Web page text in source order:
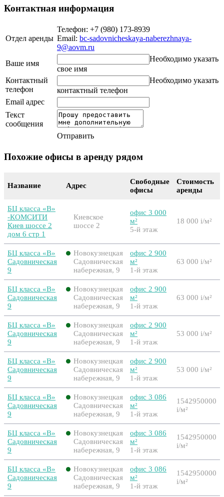
Контактная информация
Отдел аренды
Телефон: +7 (980) 173-8939
Email: bc-sadovnicheskaya-naberezhnaya-
9@aovm.ru
Ваше имя
Необходимо указать
свое имя
Контактный
телефон
Необходимо указать
контактный телефон
Email адрес
Текст
сообщения
Отправить
Похожие офисы в аренду рядом
Название Адрес
Свободные
офисы
Стоимость
аренды
БЦ класса «B»
-КОМСИТИ
Киев шоссе 2
дом 6 стр 1
Киевское
шоссе 2
офис 3 000
м²
5-й этаж
18 000 i/м²
БЦ класса «B»
Садовническая
9
Новокузнецкая
Садовническая
набережная, 9
офис 2 900
м²
1-й этаж
63 000 i/м²
БЦ класса «B»
Садовническая
9
Новокузнецкая
Садовническая
набережная, 9
офис 2 900
м²
1-й этаж
63 000 i/м²
БЦ класса «B»
Садовническая
9
Новокузнецкая
Садовническая
набережная, 9
офис 2 900
м²
1-й этаж
53 000 i/м²
БЦ класса «B»
Садовническая
9
Новокузнецкая
Садовническая
набережная, 9
офис 2 900
м²
1-й этаж
53 000 i/м²
БЦ класса «B»
Садовническая
9
Новокузнецкая
Садовническая
набережная, 9
офис 3 086
м²
1-й этаж
1542950000
i/м²
БЦ класса «B»
Садовническая
9
Новокузнецкая
Садовническая
набережная, 9
офис 3 086
м²
1-й этаж
1542950000
i/м²
БЦ класса «B»
Садовническая
9
Новокузнецкая
Садовническая
набережная, 9
офис 3 086
м²
1-й этаж
1542950000
i/м²